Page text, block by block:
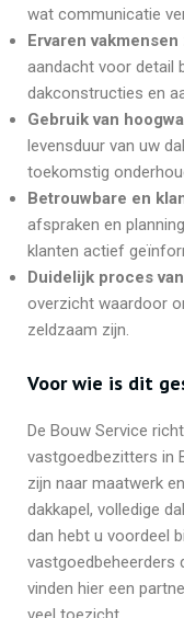
wat communicatie
Ervaren vakmensen
aandacht voor detail
dakconstructies en
Gebruik van
levensduur van uw
toekomstig
Betrouwbare en
afspraken en
klanten actief
Duidelijk proces
overzicht waardoor
zeldzaam zijn.
Voor wie is dit
De Bouw Service
vastgoedbezitters in
zijn naar maatwerk
dakkapel, volledige
dan hebt u voordeel
vastgoedbeheerders
vinden hier een